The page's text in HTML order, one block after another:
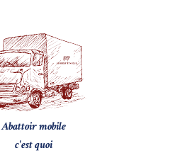
Abattoir mobile
c'est quoi